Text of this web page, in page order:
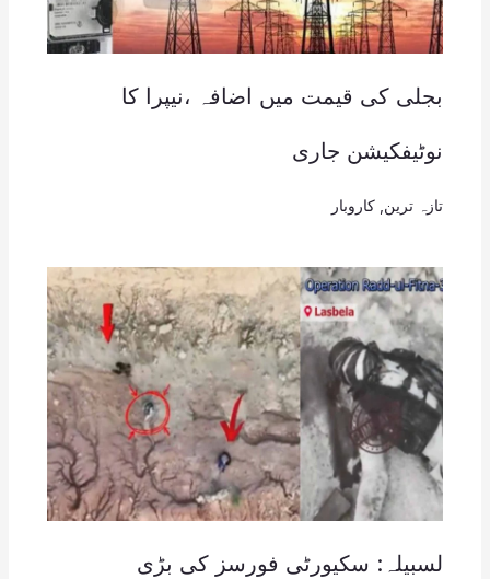
بجلی کی قیمت میں اضافہ ،نیپرا کا
نوٹیفکیشن جاری
تازہ ترین کاروبار
لسبیلہ: سکیورٹی فورسز کی بڑی